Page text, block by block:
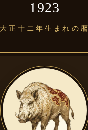
1923
大正十二年生まれの暦